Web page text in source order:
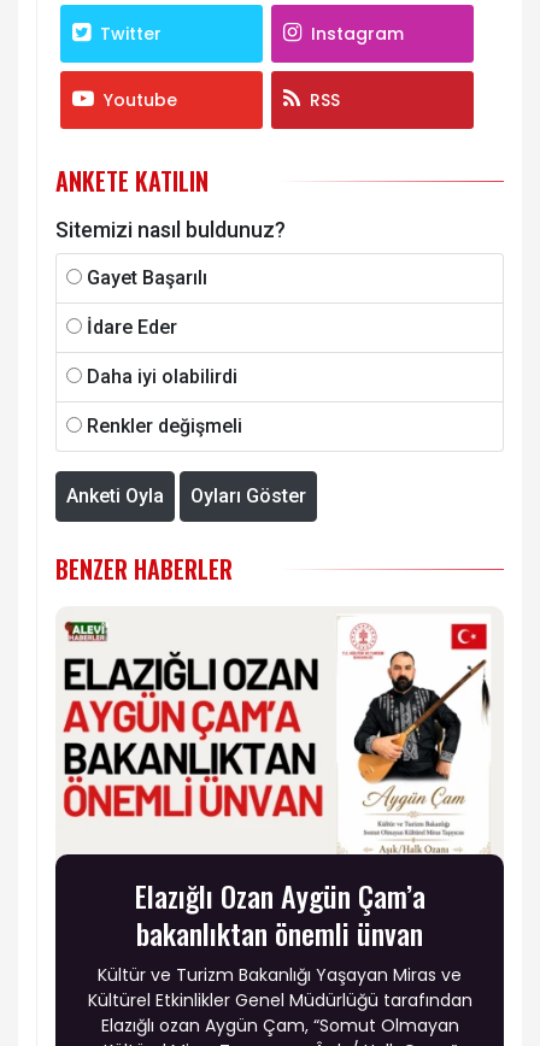
Twitter Instagram
Youtube RSS
ANKETE KATILIN
Sitemizi nasıl buldunuz?
Gayet Başarılı
İdare Eder
Daha iyi olabilirdi
Renkler değişmeli
Anketi Oyla Oyları Göster
BENZER HABERLER
Elazığlı Ozan Aygün Çam’a
bakanlıktan önemli ünvan
Kültür ve Turizm Bakanlığı Yaşayan Miras ve
Kültürel Etkinlikler Genel Müdürlüğü tarafından
Elazığlı ozan Aygün Çam, “Somut Olmayan